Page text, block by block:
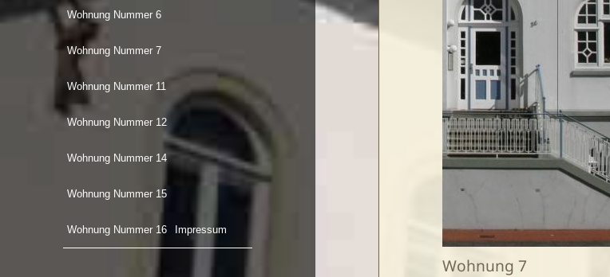
Wohnung Nummer 6
Wohnung Nummer 7
Wohnung Nummer 11
Wohnung Nummer 12
Wohnung Nummer 14
Wohnung Nummer 15
Wohnung Nummer 16 Impressum
Wohnung 7